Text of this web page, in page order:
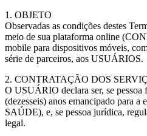
1. OBJETO
Observadas as condições destes
meio de sua plataforma online
mobile para dispositivos móveis,
série de parceiros, aos USUÁRIOS.
2. CONTRATAÇÃO DOS
O USUÁRIO declara ser, se
(dezesseis) anos emancipado para
SAÚDE), e, se pessoa jurídica,
legal.